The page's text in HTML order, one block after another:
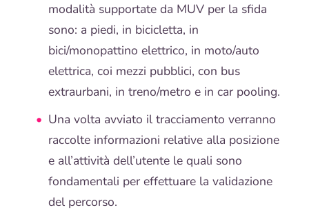
modalità supportate da MUV per la sfida
sono: a piedi, in bicicletta, in
bici/monopattino elettrico, in moto/auto
elettrica, coi mezzi pubblici, con bus
extraurbani, in treno/metro e in car pooling.
Una volta avviato il tracciamento verranno
raccolte informazioni relative alla posizione
e all’attività dell’utente le quali sono
fondamentali per effettuare la validazione
del percorso.